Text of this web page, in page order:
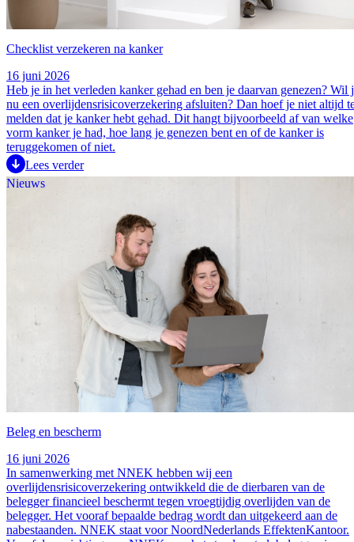
Checklist verzekeren na kanker
16 juni 2026
Heb je in het verleden kanker gehad en ben je daarvan genezen? Wil
nu een overlijdensrisicoverzekering afsluiten? Dan hoef je niet altijd
melden dat je kanker hebt gehad. Dit hangt bijvoorbeeld af van welke
vorm kanker je had, hoe lang je genezen bent en of de kanker is
teruggekomen of niet.
Lees verder
Nieuws
Beleg en bescherm
16 juni 2026
In samenwerking met NNEK hebben wij een
overlijdensrisicoverzekering ontwikkeld die de dierbaren van de
belegger financieel beschermt tegen vroegtijdig overlijden van de
belegger. Het vooraf bepaalde bedrag wordt dan uitgekeerd aan de
nabestaanden. NNEK staat voor NoordNederlands EffektenKantoor.